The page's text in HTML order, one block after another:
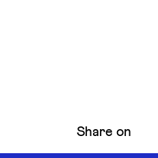
Share on